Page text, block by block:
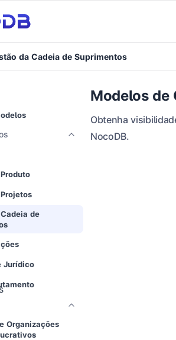
da Cadeia de Suprimentos
de
Jurídico
Organizações
Modelos de
Obtenha
NocoDB.